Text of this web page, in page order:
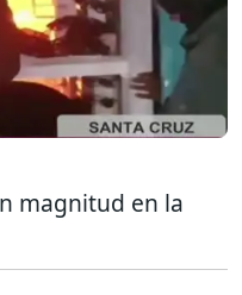
magnitud en la